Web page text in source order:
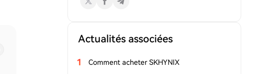
Actualités associées
1 Comment acheter SKHYNIX